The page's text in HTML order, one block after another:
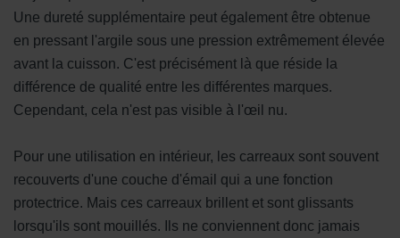
Une dureté supplémentaire peut également être obtenue
en pressant l'argile sous une pression extrêmement élevée
avant la cuisson. C'est précisément là que réside la
différence de qualité entre les différentes marques.
Cependant, cela n'est pas visible à l'œil nu.
Pour une utilisation en intérieur, les carreaux sont souvent
recouverts d'une couche d'émail qui a une fonction
protectrice. Mais ces carreaux brillent et sont glissants
lorsqu'ils sont mouillés. Ils ne conviennent donc jamais